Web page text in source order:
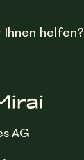
Ihnen helfen?
AG